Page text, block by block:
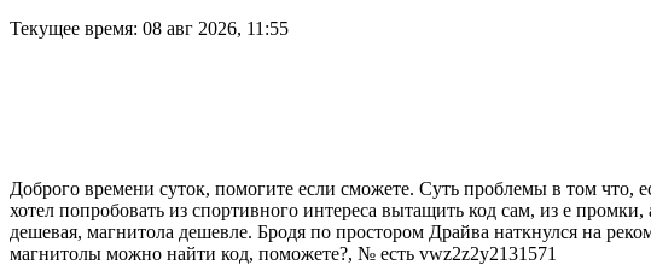
Текущее время: 08 авг 2026, 11:55
Доброго времени суток, помогите если сможете. Cуть проблемы в том что,
хотел попробовать из спортивного интереса вытащить код сам, из е
дешевая, магнитола дешевле. Бродя по простором Драйва наткнулся на
магнитолы можно найти код, поможете?, № есть vwz2z2y2131571